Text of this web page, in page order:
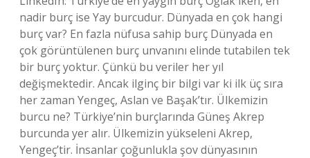
nadir burç ise Yay burcudur. Dünyada en çok hangi
burç var? En fazla nüfusa sahip burç Dünyada en
çok görüntülenen burç unvanını elinde tutabilen tek
bir burç yoktur. Çünkü bu veriler her yıl
değişmektedir. Ancak ilginç bir bilgi var ki ilk üç sıra
her zaman Yengeç, Aslan ve Başak’tır. Ülkemizin
burcu ne? Türkiye’nin burçlarında Güneş Akrep
burcunda yer alır. Ülkemizin yükseleni Akrep,
Yengeç’tir. İnsanlar çoğunlukla şov dünyasının